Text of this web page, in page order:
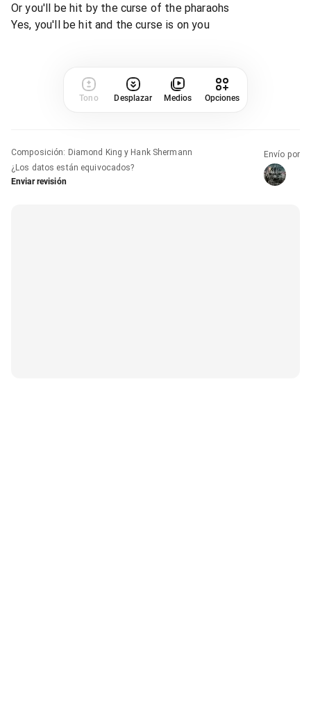
Or you'll be hit by the curse of the pharaohs
Yes, you'll be hit and the curse is on you
Tono Desplazar Medios Opciones
Composición: Diamond King y Hank Shermann
¿Los datos están equivocados?
Enviar revisión
Envío por